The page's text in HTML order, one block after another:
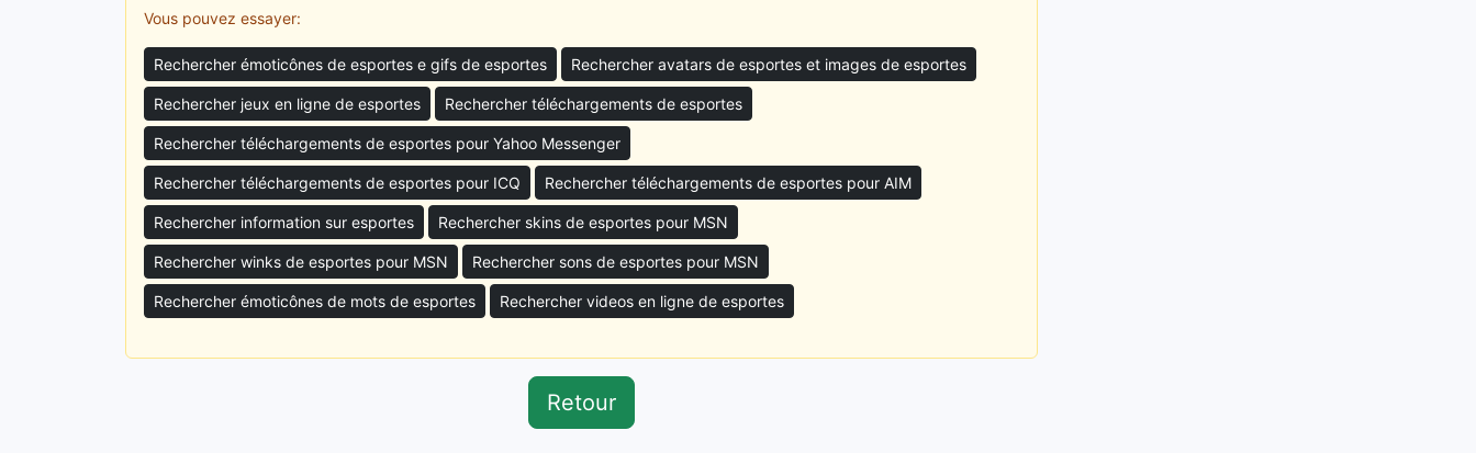
Vous pouvez essayer:
Rechercher émoticônes de esportes e gifs de esportes Rechercher avatars de esportes et images de esportes
Rechercher jeux en ligne de esportes Rechercher téléchargements de esportes
Rechercher téléchargements de esportes pour Yahoo Messenger
Rechercher téléchargements de esportes pour ICQ Rechercher téléchargements de esportes pour AIM
Rechercher information sur esportes Rechercher skins de esportes pour MSN
Rechercher winks de esportes pour MSN Rechercher sons de esportes pour MSN
Rechercher émoticônes de mots de esportes Rechercher videos en ligne de esportes
Retour